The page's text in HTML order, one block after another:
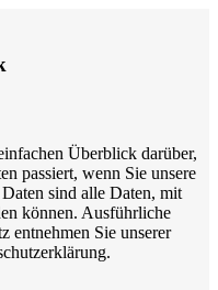
Überblick darüber,
passiert, wenn Sie unsere
sind alle Daten, mit
können. Ausführliche
entnehmen Sie unserer